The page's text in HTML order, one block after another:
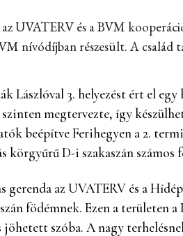
az UVATERV és a BVM
nívódíjban részesült. A család
Lászlóval 3. helyezést ért el
megtervezte, így
beépítve Ferihegyen a 2.
körgyűrű D-i szakaszán számos
gerenda az UVATERV és a
födémnek. Ezen a területen
szóba. A nagy